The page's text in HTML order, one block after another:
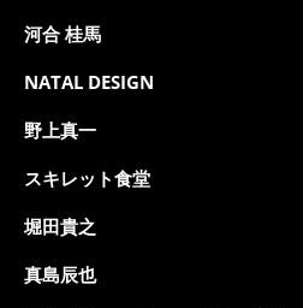
河合 桂馬
NATAL DESIGN
野上真一
スキレット食堂
堀田貴之
真島辰也